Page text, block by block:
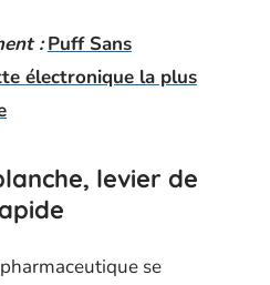
: Puff Sans
électronique la plus
levier de
se